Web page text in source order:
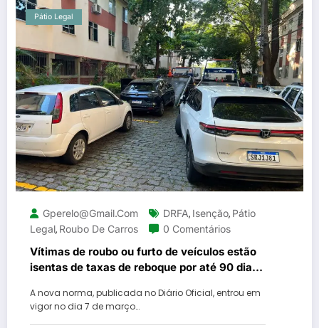
Pátio Legal
Gperelo@gmail.com DRFA, Isenção, Pátio
Legal, Roubo De Carros 0 Comentários
Vítimas de roubo ou furto de veículos estão
isentas de taxas de reboque por até 90 dias
A nova norma, publicada no Diário Oficial, entrou em
vigor no dia 7 de março…